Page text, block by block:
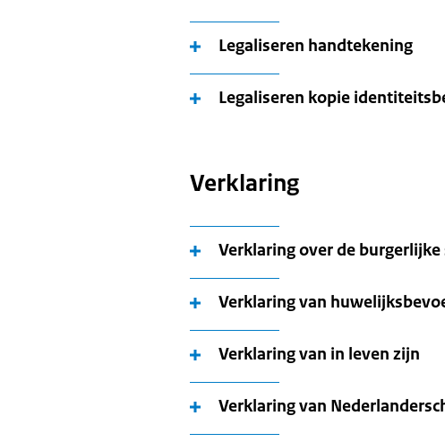
Legaliseren handtekening
Legaliseren kopie
Verklaring
Verklaring over de
Verklaring van
Verklaring van in leven zijn
Verklaring van